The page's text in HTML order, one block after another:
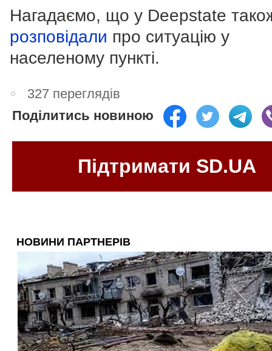
Нагадаємо, що у Deepstate
розповідали про ситуацію у
населеному пункті.
327 переглядів
Поділитись новиною
Підтримати SD.UA